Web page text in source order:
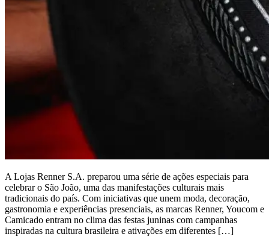
A Lojas Renner S.A. preparou uma série de ações especiais para
celebrar o São João, uma das manifestações culturais mais
tradicionais do país. Com iniciativas que unem moda, decoração,
gastronomia e experiências presenciais, as marcas Renner, Youcom e
Camicado entram no clima das festas juninas com campanhas
inspiradas na cultura brasileira e ativações em diferentes […]